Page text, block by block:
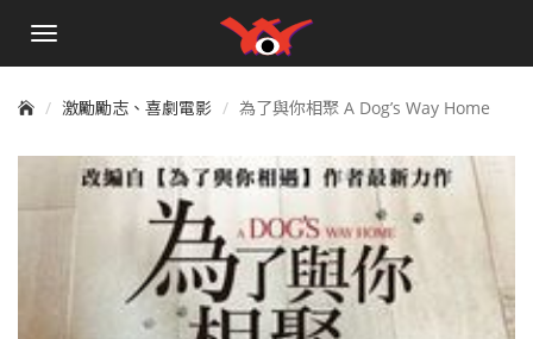
手
單
激勵勵志、喜劇電影 為了與你相聚 A Dog’s Way Home